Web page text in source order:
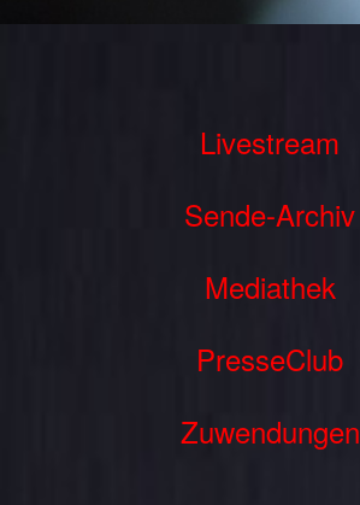
Livestream
Sende-Archiv
Mediathek
PresseClub
Zuwendungen